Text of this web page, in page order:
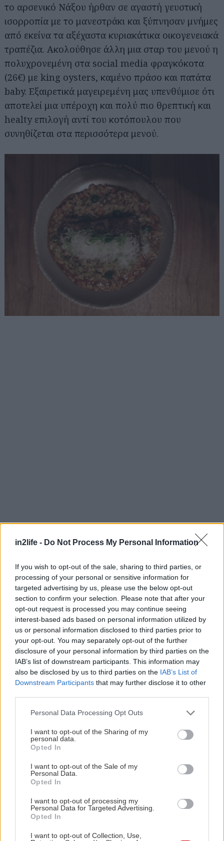
in2life - Do Not Process My Personal Information
If you wish to opt-out of the sale, sharing to third parties, or
processing of your personal or sensitive information for
targeted advertising by us, please use the below opt-out
section to confirm your selection. Please note that after your
opt-out request is processed you may continue seeing
interest-based ads based on personal information utilized by
us or personal information disclosed to third parties prior to
your opt-out. You may separately opt-out of the further
disclosure of your personal information by third parties on the
IAB’s list of downstream participants. This information may
also be disclosed by us to third parties on the IAB’s List of
Downstream Participants that may further disclose it to other
Please note that this website/app uses one or more Google
not limited to your visit or usage behaviour. You may click to
grant or deny consent to Google and its third-party tags to
use your data for below specified purposes in below Google
consent section.
Personal Data Processing Opt Outs
I want to opt-out of the Sharing of my
personal data.
Opted In
I want to opt-out of the Sale of my
Personal Data.
Opted In
I want to opt-out of processing my
Personal Data for Targeted Advertising.
Opted In
I want to opt-out of Collection, Use,
το αρσενικό Νάξου ήρθαν σε αγαστή γευστική
ισορροπία με το μανεστράκι και ξύπνησαν μνήμες
από εκείνα τα αξέχαστα κυριακάτικα οικογενειακά
τραπέζια. Ακολούθησε άλλη μια σταρ του μενού η
πολυχρονεμένη στα social media φραγκόκοτα
(26€) με king oysters, καμένο πράσο και πατάτα
baby. Εξαιρετικά μαγειρεμένη μας υπενθύμισε ότι
αποτελεί μια υπέροχη και πολύ πιο θρεπτική και
healty επιλογή αντί του κοτόπουλου που
συνηθίζεται στα περισσότερα μενού.
Στο τραπέζι μας βρέθηκε κι ο Γιώργος
Στυλιανουδάκης ο οποίος μας μίλησε για την
του μενού. Όλες οι γεύσεις είχαν την οικειότητα
ενός δείπνου μαγειρεμένου από καρδιάς που
καταφέρνει να συμπεριλάβει πολλούς ελληνικούς
γαστρονομικούς θησαυρούς και να τους
παρουσιάσει με ένα μικρό twist που κλείνει
Δεσμευτήκαμε ότι την επόμενη φορά θα
δοκιμάσουμε το ταρτάρ Αθηναϊκής (18€) με
φρέσκο ψάρι ημέρας μυρωδικά και ζωμό πράσινου